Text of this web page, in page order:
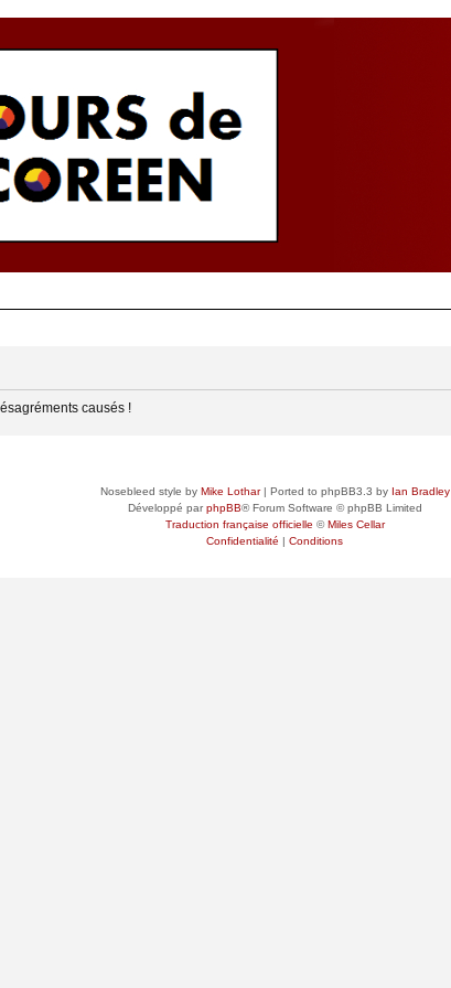
causés !
Nosebleed style by Mike Lothar| Ported to phpBB3.3 by Ian Bradley
Développé parphpBB® Forum Software © phpBB Limited
Traduction française officielle ©Miles Cellar
Confidentialité | Conditions